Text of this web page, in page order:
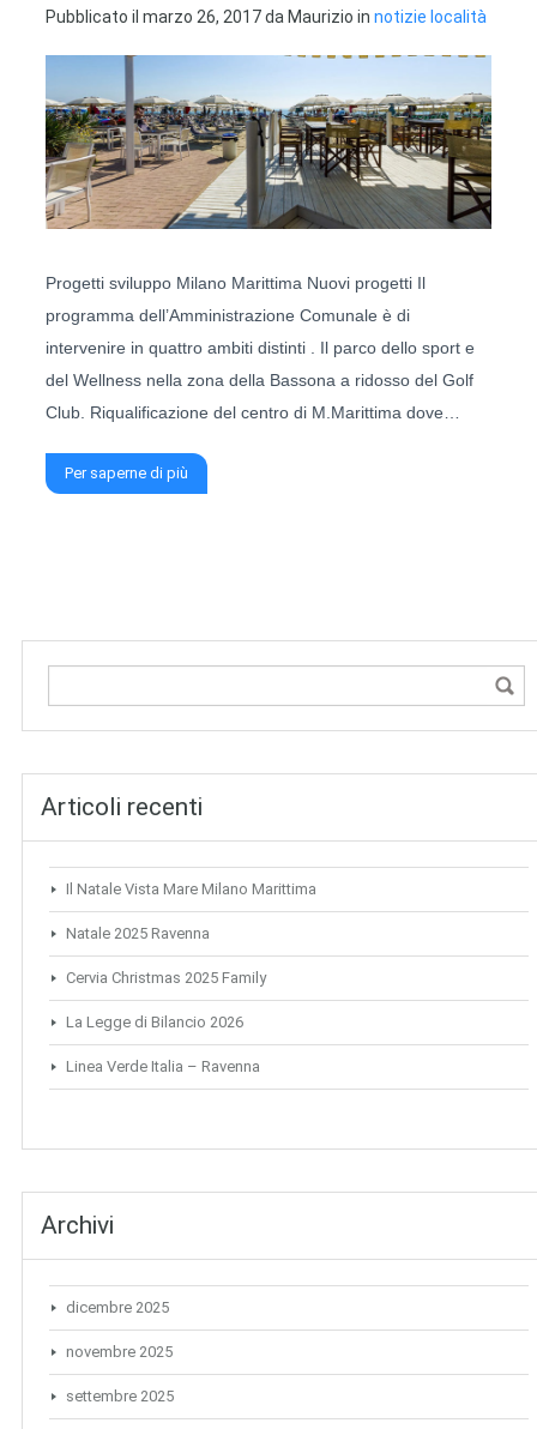
Pubblicato il marzo 26, 2017da Maurizio in notizie località
Progetti sviluppo Milano Marittima Nuovi progetti Il
programma dell’Amministrazione Comunale è di
intervenire in quattro ambiti distinti . Il parco dello sport e
del Wellness nella zona della Bassona a ridosso del Golf
Club. Riqualificazione del centro di M.Marittima dove…
Per saperne di più
Articoli recenti
Il Natale Vista Mare Milano Marittima
Natale 2025 Ravenna
Cervia Christmas 2025 Family
La Legge di Bilancio 2026
Linea Verde Italia – Ravenna
Archivi
dicembre 2025
novembre 2025
settembre 2025